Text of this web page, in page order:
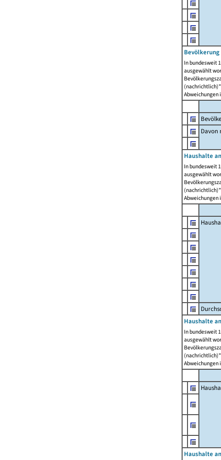
In bundesweit
ausgewählt
Abweichungen
Davon
Haushalte
In bundesweit
ausgewählt
Abweichungen
Haushalte
In bundesweit
ausgewählt
Abweichungen
Haushalte